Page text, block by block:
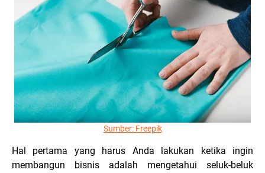
Sumber: Freepik
Hal pertama yang harus Anda lakukan ketika ingin
membangun bisnis adalah mengetahui seluk-beluk